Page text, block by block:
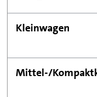
Kleinwagen
Mittel-/